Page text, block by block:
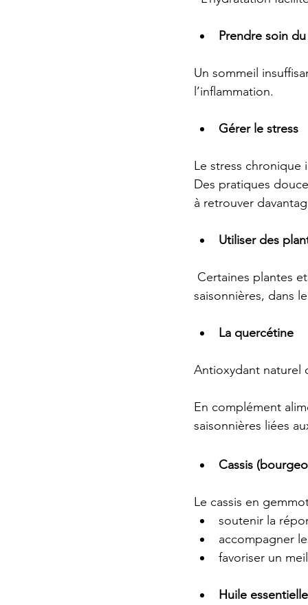
Prendre soin
Un sommeil
l’inflammation.
Gérer le stress
Le stress chronique
Des pratiques
à retrouver
Utiliser des
Certaines plantes
saisonnières, dans
La quercétine
Antioxydant naturel
En complément
saisonnières liées
Cassis
Le cassis en
soutenir la
accompagner
favoriser un
Huile